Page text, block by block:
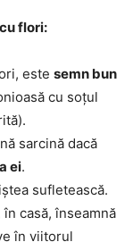
flori:
este semn bun
cu soțul
sarcină dacă
ei.
sufletească.
casă, înseamnă
în viitorul